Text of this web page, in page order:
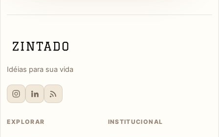
Idéias para sua vida
EXPLORAR INSTITUCIONAL